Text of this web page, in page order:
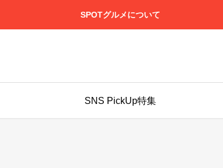
SPOTグルメについて
SNS PickUp特集